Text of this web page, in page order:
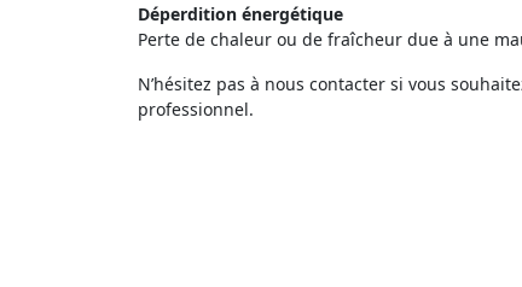
Déperdition énergétique
Perte de chaleur ou de fraîcheur due à une
N’hésitez pas à nous contacter si vous
professionnel.